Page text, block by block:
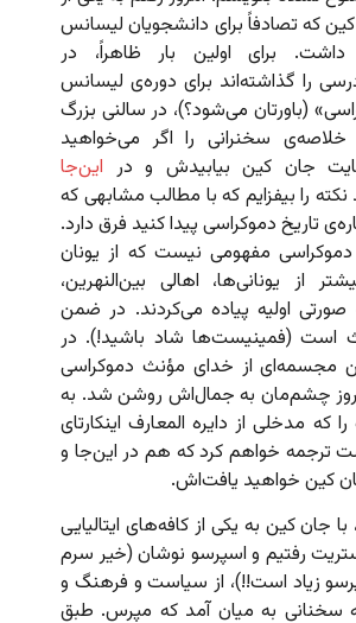
که تصادفاً برای دانشجویان لیسانس
برای اولین بار ظاهراً، در
را گذاشته‌اند برای دوره‌ی لیسانس
(باورتان می‌شود؟)، در سالنی بزرگ
خلاصه‌ی سخنرانی را اگر می‌خواهید
جان کین بیابیدش و در این‌جا
را بیفزایم که با مطالب مشابهی که
تاریخ دموکراسی پیدا کنید فرق دارد.
مفهومی نیست که از یونان
از یونانی‌ها، اهالی بین‌النهرین،
صورتی اولیه پیاده می‌کردند. در ضمن
است (فمینیست‌ها شاد باشید!). در
مجسمه‌ای از خدای مؤنث دموکراسی
چشم‌مان به جمال‌اش روشن شد. به
که مدخلی از دایره المعارف اینکارتای
ترجمه خواهم کرد که هم در این‌جا و
کین خواهید یافت‌اش.
جان کین به یکی از کافه‌های ایتالیایی
رفتیم و اسپرسو نوشان (خیر سرم
زیاد است!!)، از سیاست و فرهنگ و
سخنانی به میان آمد که مپرس. طبق